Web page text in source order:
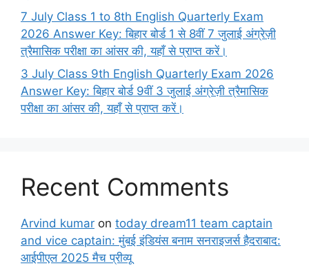
7 July Class 1 to 8th English Quarterly Exam
2026 Answer Key: बिहार बोर्ड 1 से 8वीं 7 जुलाई अंग्रेज़ी
त्रैमासिक परीक्षा का आंसर की, यहाँ से प्राप्त करें।
3 July Class 9th English Quarterly Exam 2026
Answer Key: बिहार बोर्ड 9वीं 3 जुलाई अंग्रेज़ी त्रैमासिक
परीक्षा का आंसर की, यहाँ से प्राप्त करें।
Recent Comments
Arvind kumar on today dream11 team captain
and vice captain: मुंबई इंडियंस बनाम सनराइजर्स हैदराबाद:
आईपीएल 2025 मैच प्रीव्यू